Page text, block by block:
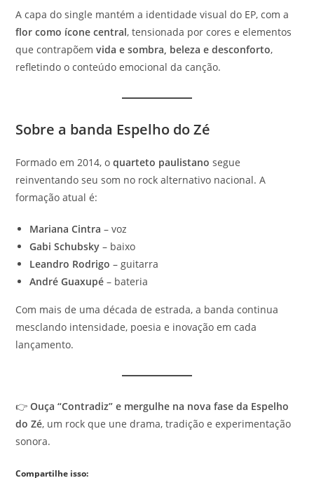
A capa do single mantém a identidade visual do EP, com a
flor como ícone central, tensionada por cores e elementos
que contrapõemvida e sombra, beleza e desconforto,
refletindo o conteúdo emocional da canção.
Sobre a banda Espelho do Zé
Formado em 2014, oquarteto paulistano segue
reinventando seu som no rock alternativo nacional. A
formação atual é:
Mariana Cintra – voz
Gabi Schubsky – baixo
Leandro Rodrigo – guitarra
André Guaxupé – bateria
Com mais de uma década de estrada, a banda continua
mesclando intensidade, poesia e inovação em cada
lançamento.
👉Ouça “Contradiz” e mergulhe na nova fase da Espelho
do Zé, um rock que une drama, tradição e experimentação
sonora.
Compartilhe isso: